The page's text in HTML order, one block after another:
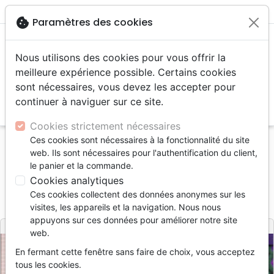
menu
Accueil Livres Livres cadeaux Vous êtes unique
Vous êtes unique
RéférenceEPT5013 EAN9783932640650
EditeurÉvangile pour tous
cookie Paramètres des cookies
Nous utilisons des cookies pour vous offrir la
meilleure expérience possible. Certains cookies
sont nécessaires, vous devez les accepter pour
continuer à naviguer sur ce site.
Cookies strictement nécessaires
Ces cookies sont nécessaires à la fonctionnalité du site
web. Ils sont nécessaires pour l'authentification du client,
le panier et la commande.
Cookies analytiques
Ces cookies collectent des données anonymes sur les
visites, les appareils et la navigation. Nous nous
appuyons sur ces données pour améliorer notre site
web.
En fermant cette fenêtre sans faire de choix, vous acceptez
tous les cookies.